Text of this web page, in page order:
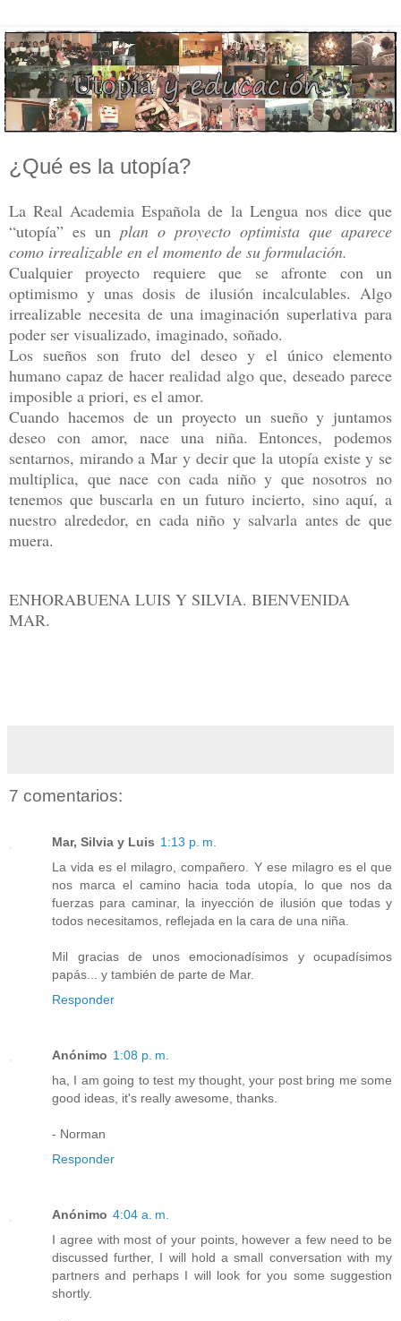
¿Qué es la utopía?
La Real Academia Española de la Lengua nos dice que
“utopía” es un plan o proyecto optimista que aparece
como irrealizable en el momento de su formulación.
Cualquier proyecto requiere que se afronte con un
optimismo y unas dosis de ilusión incalculables. Algo
irrealizable necesita de una imaginación superlativa para
poder ser visualizado, imaginado, soñado.
Los sueños son fruto del deseo y el único elemento
humano capaz de hacer realidad algo que, deseado parece
imposible a priori, es el amor.
Cuando hacemos de un proyecto un sueño y juntamos
deseo con amor, nace una niña. Entonces, podemos
sentarnos, mirando a Mar y decir que la utopía existe y se
multiplica, que nace con cada niño y que nosotros no
tenemos que buscarla en un futuro incierto, sino aquí, a
nuestro alrededor, en cada niño y salvarla antes de que
muera.
ENHORABUENA LUIS Y SILVIA. BIENVENIDA
MAR.
7 comentarios:
Mar, Silvia y Luis 1:13 p. m.
La vida es el milagro, compañero. Y ese milagro es el que
nos marca el camino hacia toda utopía, lo que nos da
fuerzas para caminar, la inyección de ilusión que todas y
todos necesitamos, reflejada en la cara de una niña.
Mil gracias de unos emocionadísimos y ocupadísimos
papás... y también de parte de Mar.
Responder
Anónimo 1:08 p. m.
ha, I am going to test my thought, your post bring me some
good ideas, it's really awesome, thanks.
- Norman
Responder
Anónimo 4:04 a. m.
I agree with most of your points, however a few need to be
discussed further, I will hold a small conversation with my
partners and perhaps I will look for you some suggestion
shortly.